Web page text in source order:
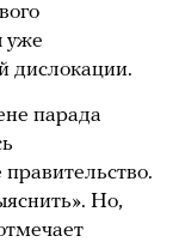
уже
дислокации.
парада
Но,